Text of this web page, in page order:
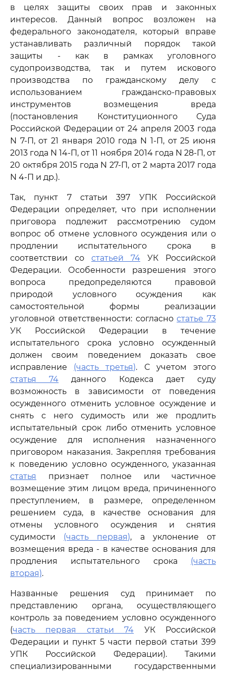
в целях защиты своих прав и законных
интересов. Данный вопрос возложен на
федерального законодателя, который вправе
устанавливать различный порядок такой
защиты - как в рамках уголовного
судопроизводства, так и путем искового
производства по гражданскому делу с
использованием гражданско-правовых
инструментов возмещения вреда
(постановления Конституционного Суда
Российской Федерации от 24 апреля 2003 года
N 7-П, от 21 января 2010 года N 1-П, от 25 июня
2013 года N 14-П, от 11 ноября 2014 года N 28-П, от
20 октября 2015 года N 27-П, от 2 марта 2017 года
N 4-П и др.).
Так, пункт 7 статьи 397 УПК Российской
Федерации определяет, что при исполнении
приговора подлежит рассмотрению судом
вопрос об отмене условного осуждения или о
продлении испытательного срока в
соответствии со статьей 74 УК Российской
Федерации. Особенности разрешения этого
вопроса предопределяются правовой
природой условного осуждения как
самостоятельной формы реализации
уголовной ответственности: согласностатье 73
УК Российской Федерации в течение
испытательного срока условно осужденный
должен своим поведением доказать свое
исправление (часть третья). С учетом этого
статья 74 данного Кодекса дает суду
возможность в зависимости от поведения
осужденного отменить условное осуждение и
снять с него судимость или же продлить
испытательный срок либо отменить условное
осуждение для исполнения назначенного
приговором наказания. Закрепляя требования
к поведению условно осужденного, указанная
статья
признает полное или частичное
возмещение этим лицом вреда, причиненного
преступлением, в размере, определенном
решением суда, в качестве основания для
отмены условного осуждения и снятия
судимости (часть первая), а уклонение от
возмещения вреда - в качестве основания для
продления испытательного срока (часть
вторая).
Названные решения суд принимает по
представлению органа, осуществляющего
контроль за поведением условно осужденного
(часть первая статьи 74 УК Российской
Федерации и пункт 5 части первой статьи 399
УПК Российской Федерации). Такими
специализированными государственными